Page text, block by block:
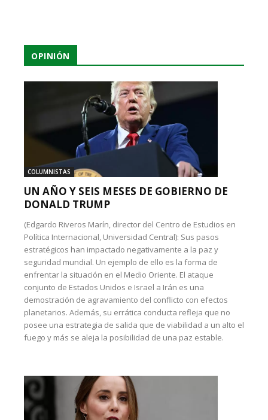
OPINIÓN
COLUMNISTAS
UN AÑO Y SEIS MESES DE GOBIERNO DE
DONALD TRUMP
(Edgardo Riveros Marín, director del Centro de Estudios en
Política Internacional, Universidad Central): Sus pasos
estratégicos han impactado negativamente a la paz y
seguridad mundial. Un ejemplo de ello es la forma de
enfrentar la situación en el Medio Oriente. El ataque
conjunto de Estados Unidos e Israel a Irán es una
demostración de agravamiento del conflicto con efectos
planetarios. Además, su errática conducta refleja que no
posee una estrategia de salida que de viabilidad a un alto el
fuego y más se aleja la posibilidad de una paz estable.